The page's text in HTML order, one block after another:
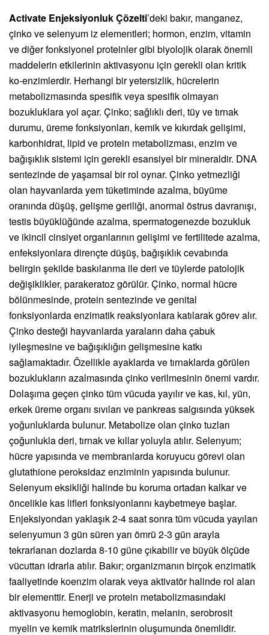
Activate Enjeksiyonluk Çözelti’deki bakır, manganez,
çinko ve selenyum iz elementleri; hormon, enzim, vitamin
ve diğer fonksiyonel proteinler gibi biyolojik olarak önemli
maddelerin etkilerinin aktivasyonu için gerekli olan kritik
ko-enzimlerdir. Herhangi bir yetersizlik, hücrelerin
metabolizmasında spesifik veya spesifik olmayan
bozukluklara yol açar. Çinko; sağlıklı deri, tüy ve tırnak
durumu, üreme fonksiyonları, kemik ve kıkırdak gelişimi,
karbonhidrat, lipid ve protein metabolizması, enzim ve
bağışıklık sistemi için gerekli esansiyel bir mineraldir. DNA
sentezinde de yaşamsal bir rol oynar. Çinko yetmezliği
olan hayvanlarda yem tüketiminde azalma, büyüme
oranında düşüş, gelişme geriliği, anormal östrus davranışı,
testis büyüklüğünde azalma, spermatogenezde bozukluk
ve ikincil cinsiyet organlarının gelişimi ve fertilitede azalma,
enfeksiyonlara dirençte düşüş, bağışıklık cevabında
belirgin şekilde baskılanma ile deri ve tüylerde patolojik
değişiklikler, parakeratoz görülür. Çinko, normal hücre
bölünmesinde, protein sentezinde ve genital
fonksiyonlarda enzimatik reaksiyonlara katılarak görev alır.
Çinko desteği hayvanlarda yaraların daha çabuk
iyileşmesine ve bağışıklığın gelişmesine katkı
sağlamaktadır. Özellikle ayaklarda ve tırnaklarda görülen
bozuklukların azalmasında çinko verilmesinin önemi vardır.
Dolaşıma geçen çinko tüm vücuda yayılır ve kas, kıl, yün,
erkek üreme organı sıvıları ve pankreas salgısında yüksek
yoğunluklarda bulunur. Metabolize olan çinko tuzları
çoğunlukla deri, tırnak ve kıllar yoluyla atılır. Selenyum;
hücre yapısında ve membranlarda koruyucu görevi olan
glutathione peroksidaz enziminin yapısında bulunur.
Selenyum eksikliği halinde bu koruma ortadan kalkar ve
öncelikle kas lifleri fonksiyonlarını kaybetmeye başlar.
Enjeksiyondan yaklaşık 2-4 saat sonra tüm vücuda yayılan
selenyumun 3 gün süren yarı ömrü 2-3 gün arayla
tekrarlanan dozlarda 8-10 güne çıkabilir ve büyük ölçüde
vücuttan idrarla atılır. Bakır; organizmanın birçok enzimatik
faaliyetinde koenzim olarak veya aktivatör halinde rol alan
bir elementtir. Enerji ve protein metabolizmasındaki
aktivasyonu hemoglobin, keratin, melanin, serobrosit
myelin ve kemik matrikslerinin oluşumunda önemlidir.